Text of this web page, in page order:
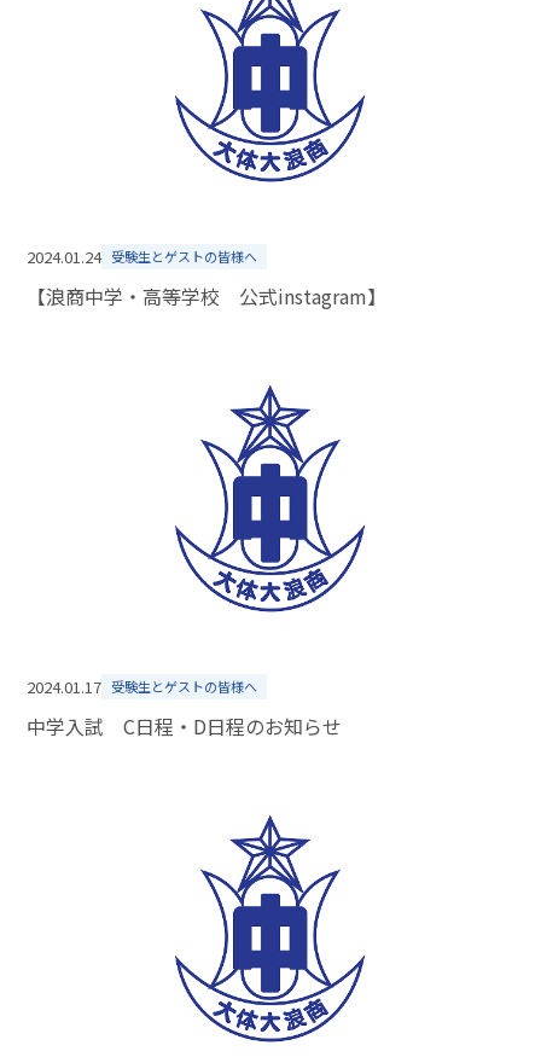
2024.01.24 受験生とゲストの皆様へ
【浪商中学・高等学校 公式instagram】
2024.01.17 受験生とゲストの皆様へ
中学入試 C日程・D日程のお知らせ